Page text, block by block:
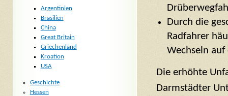
Durch die
Radfahrer
Wechseln
Die erhöhte
Darmstädter
Argentinien
Brasilien
China
Great Britain
Griechenland
Kroation
USA
Geschichte
Hessen